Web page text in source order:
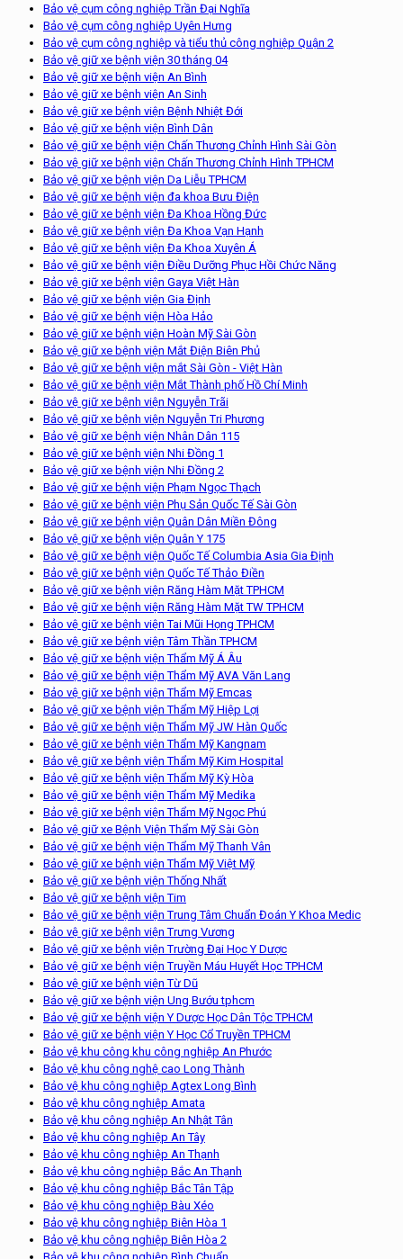
Bảo vệ cụm công nghiệp Trần Đại Nghĩa
Bảo vệ cụm công nghiệp Uyên Hưng
Bảo vệ cụm công nghiệp và tiểu thủ công nghiệp Quận 2
Bảo vệ giữ xe bệnh viện 30 tháng 04
Bảo vệ giữ xe bệnh viện An Bình
Bảo vệ giữ xe bệnh viện An Sinh
Bảo vệ giữ xe bệnh viện Bệnh Nhiệt Đới
Bảo vệ giữ xe bệnh viện Bình Dân
Bảo vệ giữ xe bệnh viện Chấn Thương Chỉnh Hình Sài Gòn
Bảo vệ giữ xe bệnh viện Chấn Thương Chỉnh Hình TPHCM
Bảo vệ giữ xe bệnh viện Da Liễu TPHCM
Bảo vệ giữ xe bệnh viện đa khoa Bưu Điện
Bảo vệ giữ xe bệnh viện Đa Khoa Hồng Đức
Bảo vệ giữ xe bệnh viện Đa Khoa Vạn Hạnh
Bảo vệ giữ xe bệnh viện Đa Khoa Xuyên Á
Bảo vệ giữ xe bệnh viện Điều Dưỡng Phục Hồi Chức Năng
Bảo vệ giữ xe bệnh viện Gaya Việt Hàn
Bảo vệ giữ xe bệnh viện Gia Định
Bảo vệ giữ xe bệnh viện Hòa Hảo
Bảo vệ giữ xe bệnh viện Hoàn Mỹ Sài Gòn
Bảo vệ giữ xe bệnh viện Mắt Điện Biên Phủ
Bảo vệ giữ xe bệnh viện mắt Sài Gòn - Việt Hàn
Bảo vệ giữ xe bệnh viện Mắt Thành phố Hồ Chí Minh
Bảo vệ giữ xe bệnh viện Nguyễn Trãi
Bảo vệ giữ xe bệnh viện Nguyễn Tri Phương
Bảo vệ giữ xe bệnh viện Nhân Dân 115
Bảo vệ giữ xe bệnh viện Nhi Đồng 1
Bảo vệ giữ xe bệnh viện Nhi Đồng 2
Bảo vệ giữ xe bệnh viện Phạm Ngọc Thạch
Bảo vệ giữ xe bệnh viện Phụ Sản Quốc Tế Sài Gòn
Bảo vệ giữ xe bệnh viện Quân Dân Miền Đông
Bảo vệ giữ xe bệnh viện Quân Y 175
Bảo vệ giữ xe bệnh viện Quốc Tế Columbia Asia Gia Định
Bảo vệ giữ xe bệnh viện Quốc Tế Thảo Điền
Bảo vệ giữ xe bệnh viện Răng Hàm Mặt TPHCM
Bảo vệ giữ xe bệnh viện Răng Hàm Mặt TW TPHCM
Bảo vệ giữ xe bệnh viện Tai Mũi Họng TPHCM
Bảo vệ giữ xe bệnh viện Tâm Thần TPHCM
Bảo vệ giữ xe bệnh viện Thẩm Mỹ Á Âu
Bảo vệ giữ xe bệnh viện Thẩm Mỹ AVA Văn Lang
Bảo vệ giữ xe bệnh viện Thẩm Mỹ Emcas
Bảo vệ giữ xe bệnh viện Thẩm Mỹ Hiệp Lợi
Bảo vệ giữ xe bệnh viện Thẩm Mỹ JW Hàn Quốc
Bảo vệ giữ xe bệnh viện Thẩm Mỹ Kangnam
Bảo vệ giữ xe bệnh viện Thẩm Mỹ Kim Hospital
Bảo vệ giữ xe bệnh viện Thẩm Mỹ Kỳ Hòa
Bảo vệ giữ xe bệnh viện Thẩm Mỹ Medika
Bảo vệ giữ xe bệnh viện Thẩm Mỹ Ngọc Phú
Bảo vệ giữ xe Bệnh Viện Thẩm Mỹ Sài Gòn
Bảo vệ giữ xe bệnh viện Thẩm Mỹ Thanh Vân
Bảo vệ giữ xe bệnh viện Thẩm Mỹ Việt Mỹ
Bảo vệ giữ xe bệnh viện Thống Nhất
Bảo vệ giữ xe bệnh viện Tim
Bảo vệ giữ xe bệnh viện Trung Tâm Chuẩn Đoán Y Khoa Medic
Bảo vệ giữ xe bệnh viện Trưng Vương
Bảo vệ giữ xe bệnh viện Trường Đại Học Y Dược
Bảo vệ giữ xe bệnh viện Truyền Máu Huyết Học TPHCM
Bảo vệ giữ xe bệnh viện Từ Dũ
Bảo vệ giữ xe bệnh viện Ung Bướu tphcm
Bảo vệ giữ xe bệnh viện Y Dược Học Dân Tộc TPHCM
Bảo vệ giữ xe bệnh viện Y Học Cổ Truyền TPHCM
Bảo vệ khu công khu công nghiệp An Phước
Bảo vệ khu công nghệ cao Long Thành
Bảo vệ khu công nghiệp Agtex Long Bình
Bảo vệ khu công nghiệp Amata
Bảo vệ khu công nghiệp An Nhật Tân
Bảo vệ khu công nghiệp An Tây
Bảo vệ khu công nghiệp An Thạnh
Bảo vệ khu công nghiệp Bắc An Thạnh
Bảo vệ khu công nghiệp Bắc Tân Tập
Bảo vệ khu công nghiệp Bàu Xéo
Bảo vệ khu công nghiệp Biên Hòa 1
Bảo vệ khu công nghiệp Biên Hòa 2